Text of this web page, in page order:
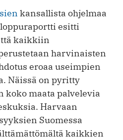
kansallista ohjelmaa
esitti
kaikkiin
harvinaisten
eroaa useimpien
Näissä on pyritty
koko maata palvelevia
Harvaan
Suomessa
kaikkien